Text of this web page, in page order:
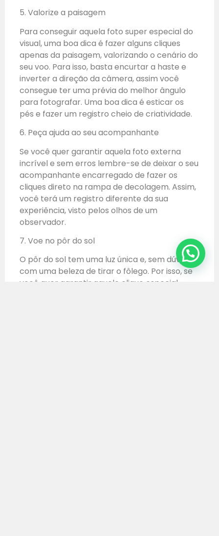
5. Valorize a paisagem
Para conseguir aquela foto super especial do
visual, uma boa dica é fazer alguns cliques
apenas da paisagem, valorizando o cenário do
seu voo. Para isso, basta encurtar a haste e
inverter a direção da câmera, assim você
consegue ter uma prévia do melhor ângulo
para fotografar. Uma boa dica é esticar os
pés e fazer um registro cheio de criatividade.
6. Peça ajuda ao seu acompanhante
Se você quer garantir aquela foto externa
incrível e sem erros lembre-se de deixar o seu
acompanhante encarregado de fazer os
cliques direto na rampa de decolagem. Assim,
você terá um registro diferente da sua
experiência, visto pelos olhos de um
observador.
7. Voe no pôr do sol
O pôr do sol tem uma luz única e, sem dúvidas,
com uma beleza de tirar o fôlego. Por isso, se
você quer garantir aquele clique especial,